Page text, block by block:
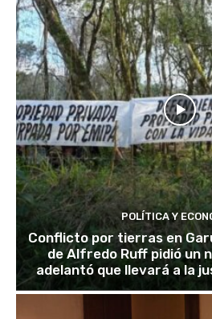
POLÍTICA Y
Conflicto por tierras en
de Alfredo Ruff pidió un
adelantó que llevará a la